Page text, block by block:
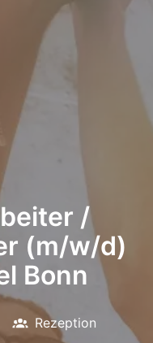
/
(m/w/d)
Bonn
Rezeption